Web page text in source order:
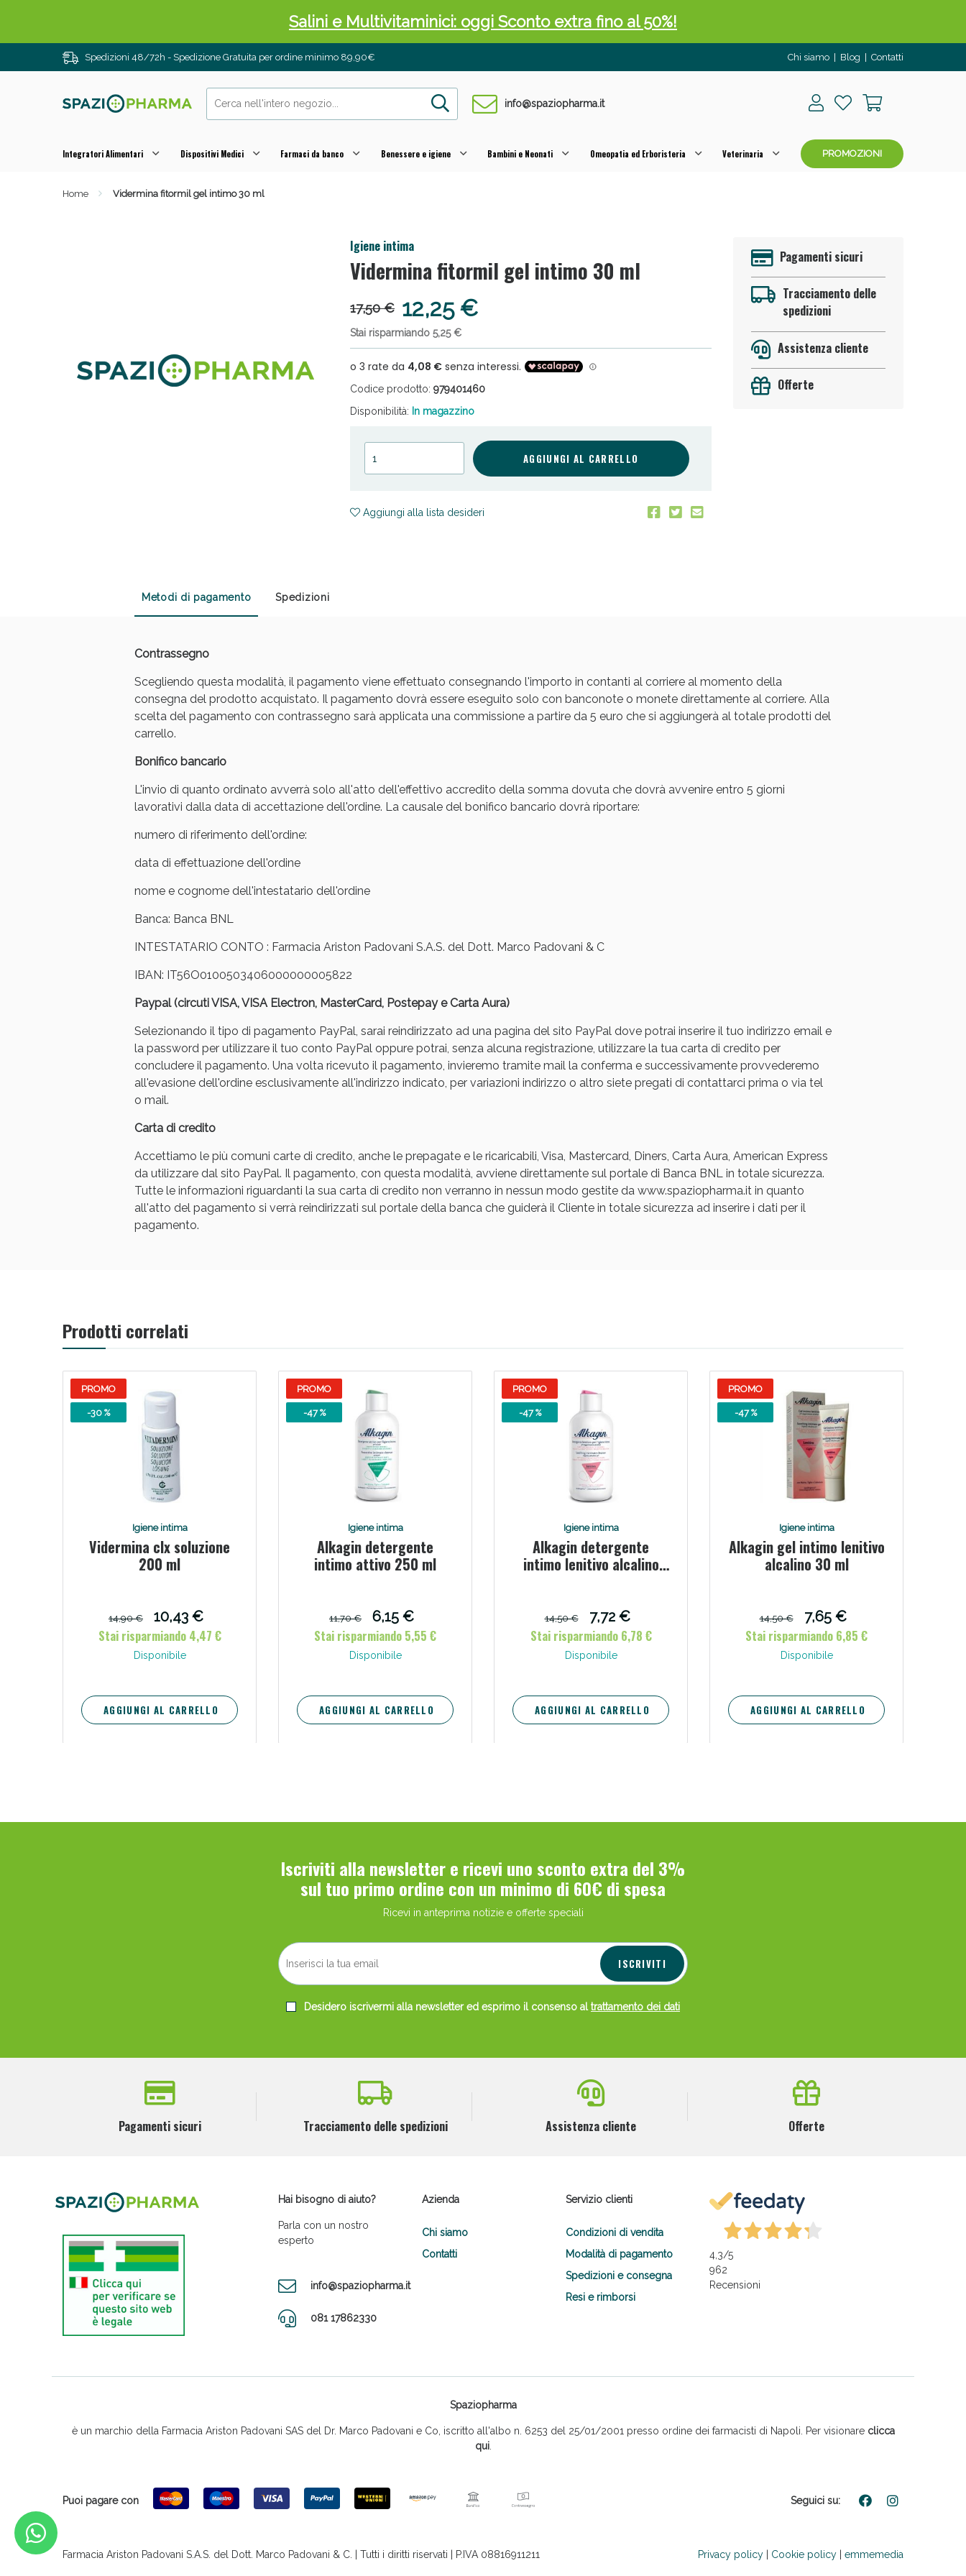
Spedizioni 48/72h - Spedizione Gratuita per ordine minimo 89,90€ Chi siamo Blog Contatti
info@spaziopharma.it
Integratori Alimentari Dispositivi Medici Farmaci da banco Benessere e igiene Bambini e Neonati Omeopatia ed Erboristeria Veterinaria PROMOZIONI
Home Vidermina fitormil gel intimo 30 ml
Igiene intima
Vidermina fitormil gel intimo 30 ml
17,50 € 12,25 €
Stai risparmiando 5,25 €
Codice prodotto: 979401460
Disponibilità: In magazzino
AGGIUNGI AL CARRELLO
Aggiungi alla lista desideri
Pagamenti sicuri
Tracciamento delle
spedizioni
Assistenza cliente
Offerte
Metodi di pagamento Spedizioni
Contrassegno
Scegliendo questa modalità, il pagamento viene effettuato consegnando l'importo in contanti al corriere al momento della
consegna del prodotto acquistato. Il pagamento dovrà essere eseguito solo con banconote o monete direttamente al corriere. Alla
scelta del pagamento con contrassegno sarà applicata una commissione a partire da 5 euro che si aggiungerà al totale prodotti del
carrello.
Bonifico bancario
L'invio di quanto ordinato avverrà solo all'atto dell'effettivo accredito della somma dovuta che dovrà avvenire entro 5 giorni
lavorativi dalla data di accettazione dell'ordine. La causale del bonifico bancario dovrà riportare:
numero di riferimento dell'ordine:
data di effettuazione dell'ordine
nome e cognome dell'intestatario dell'ordine
Banca: Banca BNL
INTESTATARIO CONTO : Farmacia Ariston Padovani S.A.S. del Dott. Marco Padovani & C
IBAN: IT56O0100503406000000005822
Paypal (circuti VISA, VISA Electron, MasterCard, Postepay e Carta Aura)
Selezionando il tipo di pagamento PayPal, sarai reindirizzato ad una pagina del sito PayPal dove potrai inserire il tuo indirizzo email e
la password per utilizzare il tuo conto PayPal oppure potrai, senza alcuna registrazione, utilizzare la tua carta di credito per
concludere il pagamento. Una volta ricevuto il pagamento, invieremo tramite mail la conferma e successivamente provvederemo
all'evasione dell'ordine esclusivamente all'indirizzo indicato, per variazioni indirizzo o altro siete pregati di contattarci prima o via tel
o mail.
Carta di credito
Accettiamo le più comuni carte di credito, anche le prepagate e le ricaricabili, Visa, Mastercard, Diners, Carta Aura, American Express
da utilizzare dal sito PayPal. Il pagamento, con questa modalità, avviene direttamente sul portale di Banca BNL in totale sicurezza.
Tutte le informazioni riguardanti la sua carta di credito non verranno in nessun modo gestite da www.spaziopharma.it in quanto
all'atto del pagamento si verrà reindirizzati sul portale della banca che guiderà il Cliente in totale sicurezza ad inserire i dati per il
pagamento.
Prodotti correlati
PROMO
-30 %
Igiene intima
Vidermina clx soluzione
200 ml
14,90 €
10,43 €
Stai risparmiando 4,47 €
Disponibile
AGGIUNGI AL CARRELLO
PROMO
-47 %
Igiene intima
Alkagin detergente
intimo attivo 250 ml
11,70 €
6,15 €
Stai risparmiando 5,55 €
Disponibile
AGGIUNGI AL CARRELLO
PROMO
-47 %
Igiene intima
Alkagin detergente
intimo lenitivo alcalino
14,50 €
7,72 €
Stai risparmiando 6,78 €
Disponibile
AGGIUNGI AL CARRELLO
PROMO
-47 %
Igiene intima
Alkagin gel intimo lenitivo
alcalino 30 ml
14,50 €
7,65 €
Stai risparmiando 6,85 €
Disponibile
AGGIUNGI AL CARRELLO
Iscriviti alla newsletter e ricevi uno sconto extra del 3%
sul tuo primo ordine con un minimo di 60€ di spesa
Ricevi in anteprima notizie e offerte speciali
ISCRIVITI
Desidero iscrivermi alla newsletter ed esprimo il consenso al trattamento dei dati
Pagamenti sicuri Tracciamento delle spedizioni Assistenza cliente Offerte
Hai bisogno di aiuto?
Parla con un nostro
esperto
info@spaziopharma.it
081 17862330
Azienda
Chi siamo
Contatti
Servizio clienti
Condizioni di vendita
Modalità di pagamento
Spedizioni e consegna
Resi e rimborsi
4,3/5
962
Recensioni
Spaziopharma
è un marchio della Farmacia Ariston Padovani SAS del Dr. Marco Padovani e Co, iscritto all'albo n. 6253 del 25/01/2001 presso ordine dei farmacisti di Napoli. Per visionare clicca
qui.
Puoi pagare con Seguici su:
Farmacia Ariston Padovani S.A.S. del Dott. Marco Padovani & C. | Tutti i diritti riservati | P.IVA 08816911211 Privacy policy Cookie policy emmemedia
Salini e Multivitaminici: oggi Sconto extra fino al 50%!
Anticellulite e Fanghi: Sconto fino al 40% valido oggi!
Anticellulite e Fanghi: Sconto fino al 40% valido oggi!
Vie Urinarie e Prostata: Sconti fino al 45% oggi!